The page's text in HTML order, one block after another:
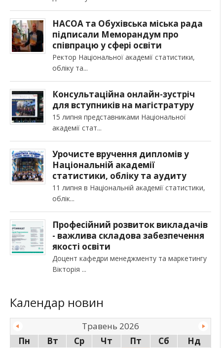
НАСОА та Обухівська міська рада
підписали Меморандум про
співпрацю у сфері освіти
Ректор Національної академії статистики,
обліку та
Консультаційна онлайн-зустріч
для вступників на магістратуру
15 липня представниками Національної
академії стат
Урочисте вручення дипломів у
Національній академії
статистики, обліку та аудиту
11 липня в Національній академії статистики,
облік
Професійний розвиток викладачів
- важлива складова забезпечення
якості освіти
Доцент кафедри менеджменту та маркетингу
Вікторія
Календар новин
Травень 2026
Пн
Вт Ср Чт Пт Сб
Нд